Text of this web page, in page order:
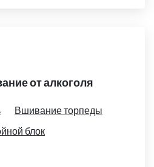
от алкоголя
Вшивание торпеды
блок